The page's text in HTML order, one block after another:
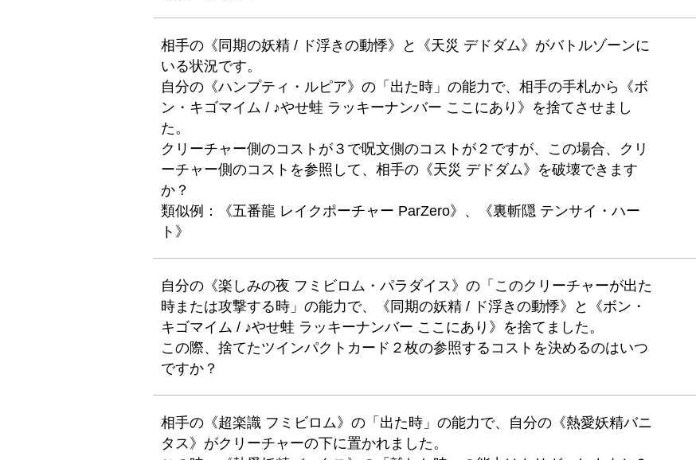
相手の《同期の妖精 / ド浮きの動悸》と《天災 デドダム》がバトルゾーンに
いる状況です。
自分の《ハンプティ・ルピア》の「出た時」の能力で、相手の手札から《ボ
ン・キゴマイム / ♪やせ蛙 ラッキーナンバー ここにあり》を捨てさせまし
た。
クリーチャー側のコストが３で呪文側のコストが２ですが、この場合、クリ
ーチャー側のコストを参照して、相手の《天災 デドダム》を破壊できます
か？
類似例：《五番龍 レイクポーチャー ParZero》、《裏斬隠 テンサイ・ハー
ト》
自分の《楽しみの夜 フミビロム・パラダイス》の「このクリーチャーが出た
時または攻撃する時」の能力で、《同期の妖精 / ド浮きの動悸》と《ボン・
キゴマイム / ♪やせ蛙 ラッキーナンバー ここにあり》を捨てました。
この際、捨てたツインパクトカード２枚の参照するコストを決めるのはいつ
ですか？
相手の《超楽識 フミビロム》の「出た時」の能力で、自分の《熱愛妖精バニ
タス》がクリーチャーの下に置かれました。